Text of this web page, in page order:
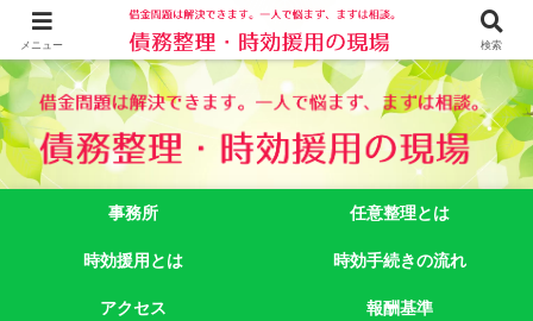
借金問題でお悩みなら司法書士法人御苑総合事務所にご相談下さい。 東京都
新宿区新宿二丁目５番１号アルテビル新宿４階 TEL:03-3356-3750
事務所 任意整理とは
時効援用とは 時効手続きの流れ
アクセス 報酬基準
メニュー 検索